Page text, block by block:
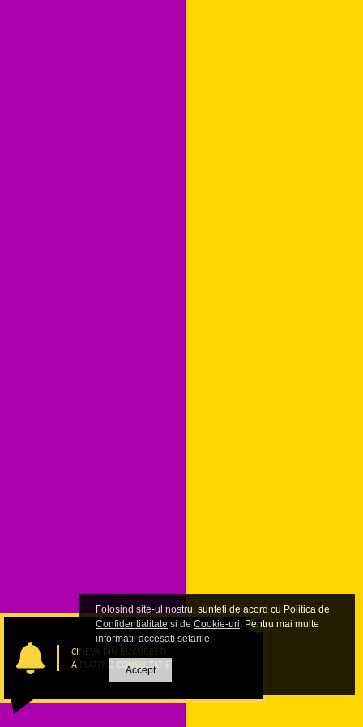
CINEVA DIN BUCURESTI
A PLATIT O CONSULTATIE
X
Folosind site-ul nostru, sunteti de acord cu Politica de
Confidentialitate si de Cookie-uri. Pentru mai multe
informatii accesati setarile.
Accept